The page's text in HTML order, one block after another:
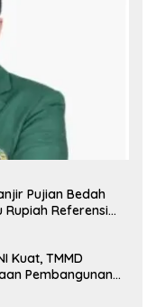
Pujian Bedah
Rupiah Referensi
Kuat, TMMD
Pembangunan